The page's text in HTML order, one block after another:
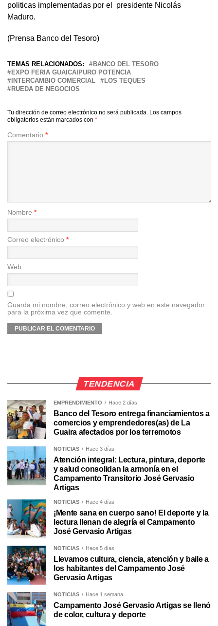
politicas implementadas por el presidente Nicolás
Maduro.
(Prensa Banco del Tesoro)
TEMAS RELACIONADOS:
BANCO DEL TESORO
EXPO FERIA GUAICAIPURO POTENCIA
INTERCAMBIO COMERCIAL
LOS TEQUES
RUEDA DE NEGOCIOS
Tu dirección de correo electrónico no será publicada. Los campos
obligatorios están marcados con *
Comentario *
Nombre *
Correo electrónico *
Web
Guarda mi nombre, correo electrónico y web en este navegador
para la próxima vez que comente.
TENDENCIA
EMPRENDIMIENTO Hace 2 días
Banco del Tesoro entrega financiamientos a
comercios y emprendedores(as) de La
Guaira afectados por los terremotos
NOTICIAS Hace 3 días
Atención integral: Lectura, pintura, deporte
y salud consolidan la armonía en el
Campamento Transitorio José Gervasio
Artigas
NOTICIAS Hace 4 días
¡Mente sana en cuerpo sano! El deporte y la
lectura llenan de alegría el Campamento
José Gervasio Artigas
NOTICIAS Hace 5 días
Llevamos cultura, ciencia, atención y baile a
los habitantes del Campamento José
Gervasio Artigas
NOTICIAS Hace 1 semana
Campamento José Gervasio Artigas se llenó
de color, cultura y deporte